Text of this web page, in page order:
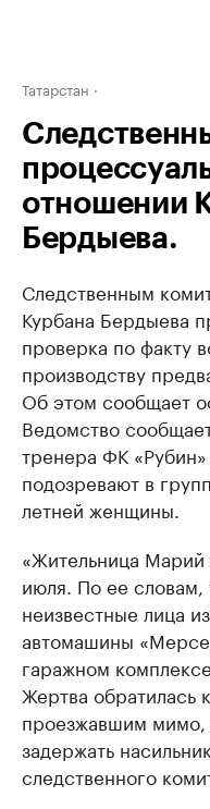
Татарстан
отношении
Бердыева.
Следственным
Курбана Бердыева
проверка по факту
производству
Об этом сообщает
Ведомство
тренера ФК
подозревают в
летней женщины.
«Жительница Марий
июля. По ее словам,
неизвестные лица
автомашины
гаражном
Жертва обратилась
проезжавшим мимо,
задержать
следственного